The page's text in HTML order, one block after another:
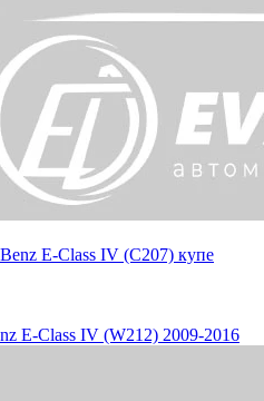
E-Class IV (C207) купе
E-Class IV (W212) 2009-2016